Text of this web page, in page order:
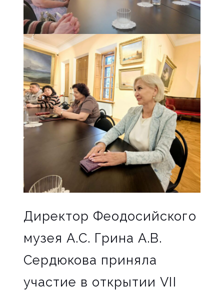
Директор Феодосийского
музея А.С. Грина А.В.
Сердюкова приняла
участие в открытии VII